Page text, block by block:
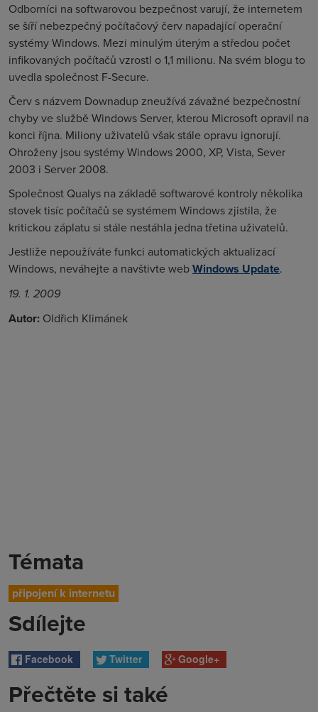
Odborníci na softwarovou bezpečnost varují, že internetem
se šíří nebezpečný počítačový červ napadající operační
systémy Windows. Mezi minulým úterým a středou počet
infikovaných počítačů vzrostl o 1,1 milionu. Na svém blogu to
uvedla společnost F-Secure.
Červ s názvem Downadup zneužívá závažné bezpečnostní
chyby ve službě Windows Server, kterou Microsoft opravil na
konci října. Miliony uživatelů však stále opravu ignorují.
Ohroženy jsou systémy Windows 2000, XP, Vista, Sever
2003 i Server 2008.
Společnost Qualys na základě softwarové kontroly několika
stovek tisíc počítačů se systémem Windows zjistila, že
kritickou záplatu si stále nestáhla jedna třetina uživatelů.
Jestliže nepoužíváte funkci automatických aktualizací
Windows, neváhejte a navštivte webWindows Update.
19. 1. 2009
Autor: Oldřich Klimánek
Témata
připojení k internetu
Sdílejte
Facebook Twitter Google+
Přečtěte si také